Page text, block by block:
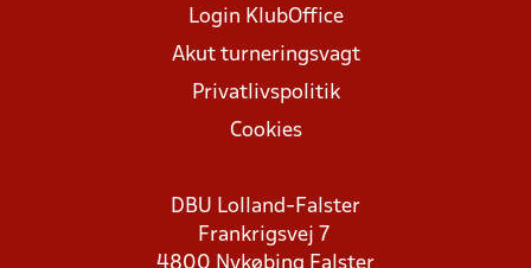
Login KlubOffice
Akut turneringsvagt
Privatlivspolitik
Cookies
DBU Lolland-Falster
Frankrigsvej 7
4800 Nykøbing Falster